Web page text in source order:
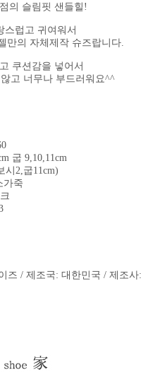
의 슬림핏 샌들힐!
스럽고 귀여워서
만의 자체제작 슈즈랍니다.
쿠션감을 넣어서
고 너무나 부드러워요^^
굽 9,10,11cm
시2,굽11cm)
가죽
즈 / 제조국: 대한민국 / 제조사